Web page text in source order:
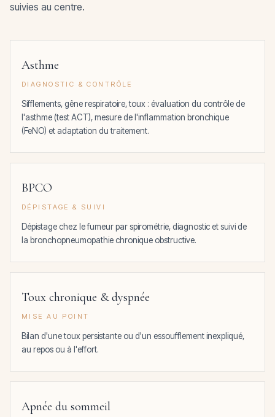
suivies au centre.
Asthme
DIAGNOSTIC & CONTRÔLE
Sifflements, gêne respiratoire, toux : évaluation du contrôle de
l'asthme (test ACT), mesure de l'inflammation bronchique
(FeNO) et adaptation du traitement.
BPCO
DÉPISTAGE & SUIVI
Dépistage chez le fumeur par spirométrie, diagnostic et suivi de
la bronchopneumopathie chronique obstructive.
Toux chronique & dyspnée
MISE AU POINT
Bilan d'une toux persistante ou d'un essoufflement inexpliqué,
au repos ou à l'effort.
Apnée du sommeil